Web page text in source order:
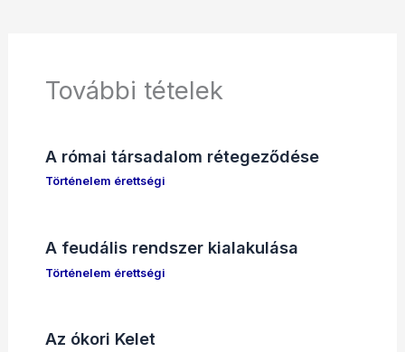
További tételek
A római társadalom rétegeződése
Történelem érettségi
A feudális rendszer kialakulása
Történelem érettségi
Az ókori Kelet